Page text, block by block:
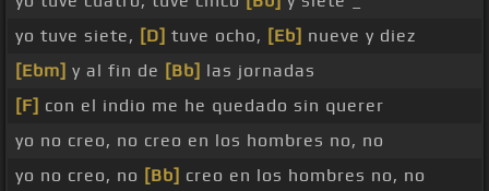
yo tuve siete, [D] tuve ocho, [Eb] nueve y diez
[Ebm] y al fin de [Bb] las jornadas
[F] con el indio me he quedado sin querer
yo no creo, no creo en los hombres no, no
yo no creo, no [Bb] creo en los hombres no, no